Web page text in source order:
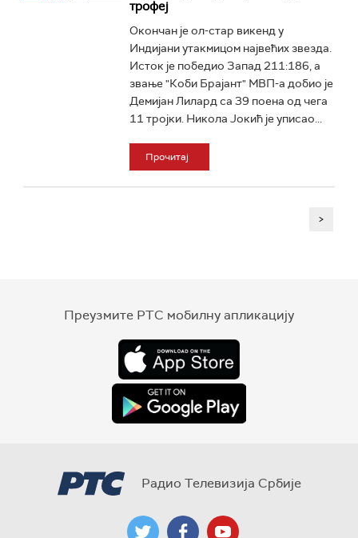
трофеј
Окончан је ол-стар викенд у
Индијани утакмицом највећих звезда.
Исток је победио Запад 211:186, а
звање "Коби Брајант" МВП-а добио је
Демијан Лилард са 39 поена од чега
11 тројки. Никола Јокић је уписао...
Прочитај
>
Преузмите РТС мобилну апликацију
Радио Телевизија Србије